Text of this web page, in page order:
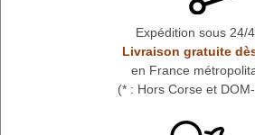
Expédition sous 24/
Livraison gratuite
en France
(* : Hors Corse et